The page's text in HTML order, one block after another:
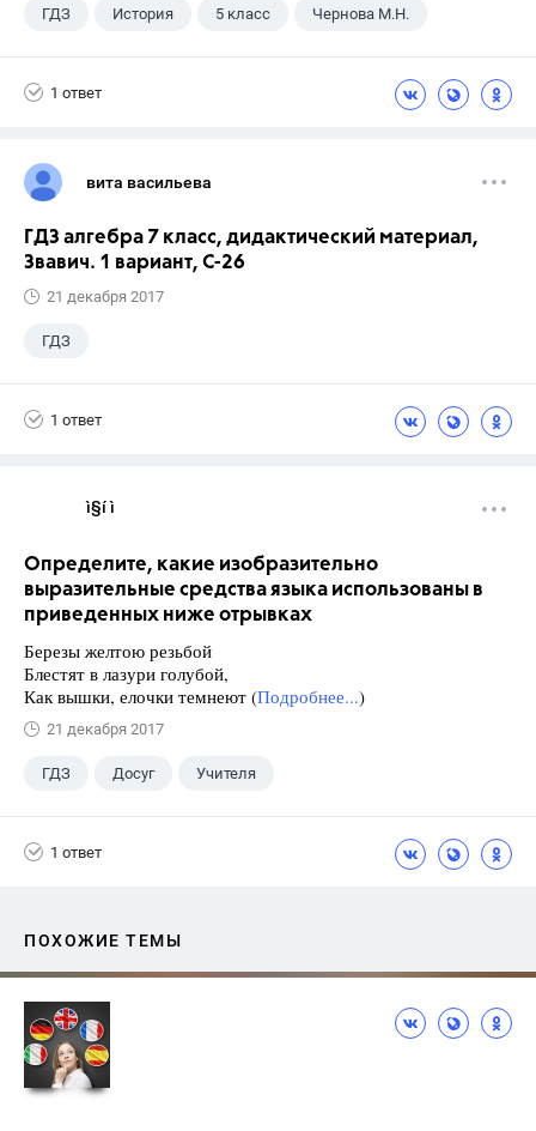
ГДЗ История 5 класс Чернова М.Н.
1 ответ
вита васильева
ГДЗ алгебра 7 класс, дидактический материал,
Звавич. 1 вариант, С-26
21 декабря 2017
ГДЗ
1 ответ
ì§í ì 
Определите, какие изобразительно
выразительные средства языка использованы в
приведенных ниже отрывках
Березы желтою резьбой
Блестят в лазури голубой,
Как вышки, елочки темнеют (Подробнее...)
21 декабря 2017
ГДЗ Досуг Учителя
1 ответ
ПОХОЖИЕ ТЕМЫ